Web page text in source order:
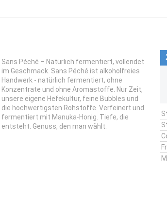
Sans Péché – Natürlich fermentiert, vollendet
im Geschmack. Sans Péché ist alkoholfreies
Handwerk - natürlich fermentiert, ohne
Konzentrate und ohne Aromastoffe. Nur Zeit,
unsere eigene Hefekultur, feine Bubbles und
die hochwertigsten Rohstoffe. Verfeinert und
fermentiert mit Manuka-Honig. Tiefe, die
entsteht. Genuss, den man wählt.